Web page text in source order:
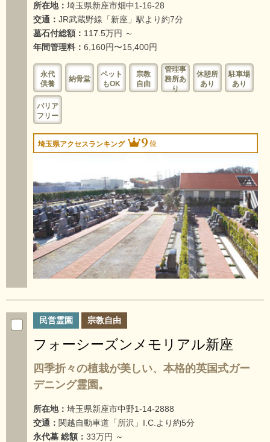
所在地： 埼玉県新座市畑中1-16-28
交通： JR武蔵野線「新座」駅より約7分
墓石付総額： 117.5万円 ～
年間管理料： 6,160円〜15,400円
永代
供養
納骨堂
ペット
もOK
宗教
自由
管理事
務所あ
り
休憩所
あり
駐車場
あり
バリア
フリー
埼玉県アクセスランキング 9位
民営霊園 宗教自由
フォーシーズンメモリアル新座
四季折々の植栽が美しい、本格的英国式ガー
デニング霊園。
所在地： 埼玉県新座市中野1-14-2888
交通： 関越自動車道「所沢」I.C.より約5分
永代墓 総額： 33万円 ～